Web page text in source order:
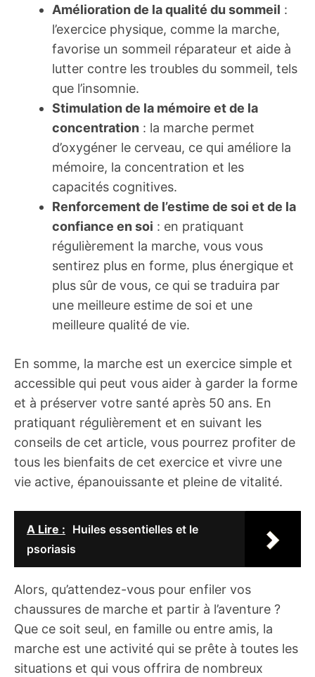
Amélioration de la qualité du sommeil :
l’exercice physique, comme la marche,
favorise un sommeil réparateur et aide à
lutter contre les troubles du sommeil, tels
que l’insomnie.
Stimulation de la mémoire et de la
concentration : la marche permet
d’oxygéner le cerveau, ce qui améliore la
mémoire, la concentration et les
capacités cognitives.
Renforcement de l’estime de soi et de la
confiance en soi : en pratiquant
régulièrement la marche, vous vous
sentirez plus en forme, plus énergique et
plus sûr de vous, ce qui se traduira par
une meilleure estime de soi et une
meilleure qualité de vie.
En somme, la marche est un exercice simple et
accessible qui peut vous aider à garder la forme
et à préserver votre santé après 50 ans. En
pratiquant régulièrement et en suivant les
conseils de cet article, vous pourrez profiter de
tous les bienfaits de cet exercice et vivre une
vie active, épanouissante et pleine de vitalité.
A Lire : Huiles essentielles et le
psoriasis
Alors, qu’attendez-vous pour enfiler vos
chaussures de marche et partir à l’aventure ?
Que ce soit seul, en famille ou entre amis, la
marche est une activité qui se prête à toutes les
situations et qui vous offrira de nombreux